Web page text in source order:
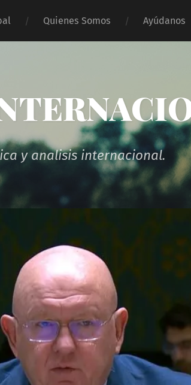
Quienes Somos Ayúdanos
y analisis internacional.